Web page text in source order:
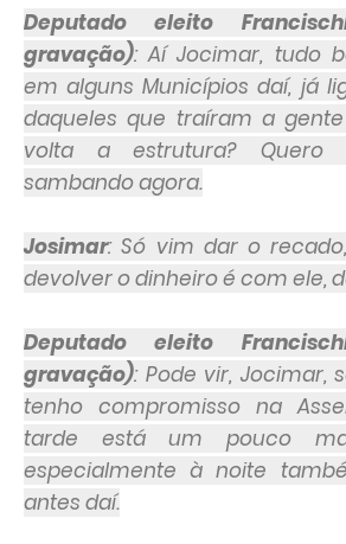
Deputado eleito
gravação): Aí Jocimar, tudo
em alguns Municípios daí, já
daqueles que traíram a
volta a estrutura?
sambando agora.
Josimar: Só vim dar o
devolver o dinheiro é com ele,
Deputado eleito
gravação): Pode vir, Jocimar,
tenho compromisso na
tarde está um pouco
especialmente à noite
antes daí.